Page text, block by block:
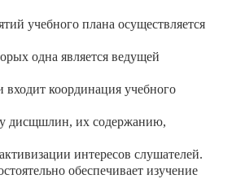
учебного плана осуществляется
одна является ведущей
координация учебного
дисщшлин, их содержанию,
интересов слушателей.
обеспечивает изучение